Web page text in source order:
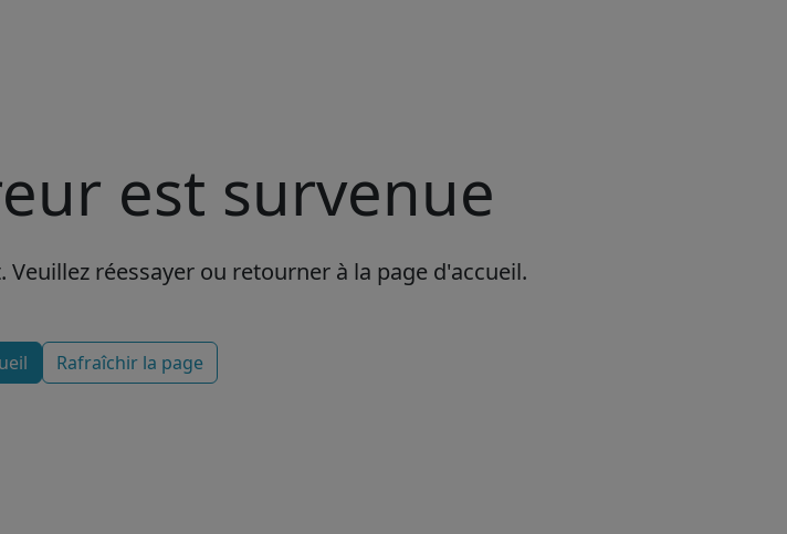
est survenue
réessayer ou retourner à la page d'accueil.
Rafraîchir la page